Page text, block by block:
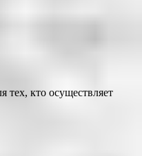
тех, кто осуществляет